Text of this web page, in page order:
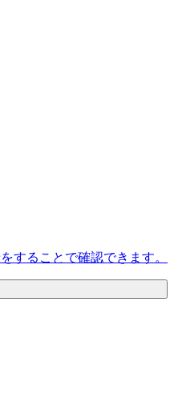
をすることで確認できます。